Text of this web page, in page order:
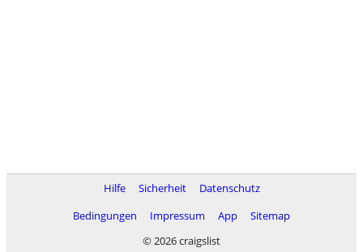
Hilfe Sicherheit
Datenschutz
Bedingungen
Impressum App
Sitemap
© 2026 craigslist